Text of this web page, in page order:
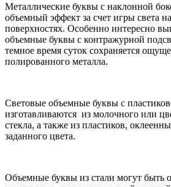
Металлические буквы с наклонной
объемный эффект за счет игры света
поверхностях. Особенно интересно
объемные буквы с контражурной
темное время суток сохраняется
полированного металла.
Световые объемные буквы с
изготавливаются из молочного или
стекла, а также из пластиков,
заданного цвета.
Объемные буквы из стали могут быть